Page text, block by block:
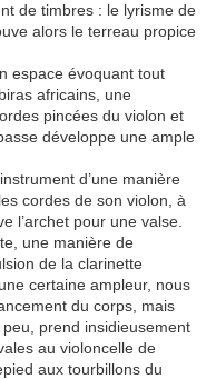
de timbres : le lyrisme de
alors le terreau propice
espace évoquant tout
africains, une
pincées du violon et
développe une ample
d’une manière
cordes de son violon, à
l’archet pour une valse.
une manière de
de la clarinette
certaine ampleur, nous
du corps, mais
prend insidieusement
au violoncelle de
aux tourbillons du